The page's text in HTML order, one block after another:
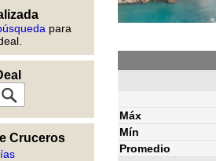
para
Cruceros
Máx
Mín
Promedio